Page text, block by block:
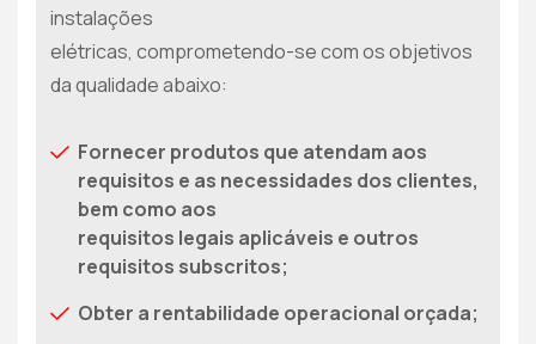
instalações
elétricas, comprometendo-se com os objetivos
da qualidade abaixo:
Fornecer produtos que atendam aos
requisitos e as necessidades dos clientes,
bem como aos
requisitos legais aplicáveis e outros
requisitos subscritos;
Obter a rentabilidade operacional orçada;